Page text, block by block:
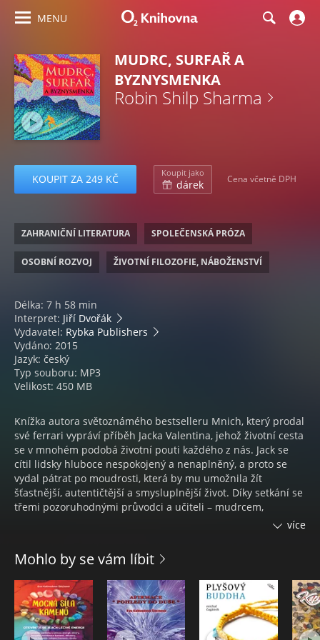
MENU
MUDRC, SURFAŘ A
BYZNYSMENKA
Robin Shilp Sharma
KOUPIT ZA 249 KČ Koupit jako
dárek Cena včetně DPH
ZAHRANIČNÍ LITERATURA SPOLEČENSKÁ PRÓZA
OSOBNÍ ROZVOJ ŽIVOTNÍ FILOZOFIE, NÁBOŽENSTVÍ
Délka: 7 h 58 min
Interpret: Jiří Dvořák
Vydavatel: Rybka Publishers
Vydáno: 2015
Jazyk: český
Typ souboru: MP3
Velikost: 450 MB
Knížka autora světoznámého bestselleru Mnich, který prodal
své ferrari vypráví příběh Jacka Valentina, jehož životní cesta
se v mnohém podobá životní pouti každého z nás. Jack se
cítil lidsky hluboce nespokojený a nenaplněný, a proto se
vydal pátrat po moudrosti, která by mu umožnila žít
šťastnější, autentičtější a smysluplnější život. Díky setkání se
třemi pozoruhodnými průvodci a učiteli – mudrcem,
surfařem a byznysmenkou – objevuje Jack mocnou životní
Na této duchovní cestě za sebepoznáním jej čeká řada
zkoušek. Každá překážka ho však nakonec posune o kousek
blíž k pravdě a naplnění tužeb jeho srdce.
Poznání, k němuž Jack na konci své pouti dospěje, může
pomoci každému, kdo se rozhodne změnit svůj způsob
více
Mohlo by se vám líbit